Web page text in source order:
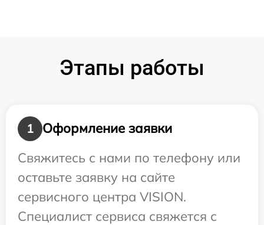
Этапы работы
1
Оформление заявки
Свяжитесь с нами по телефону или
оставьте заявку на сайте
сервисного центра VISION.
Специалист сервиса свяжется с